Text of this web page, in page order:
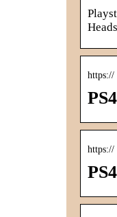
https://
https://